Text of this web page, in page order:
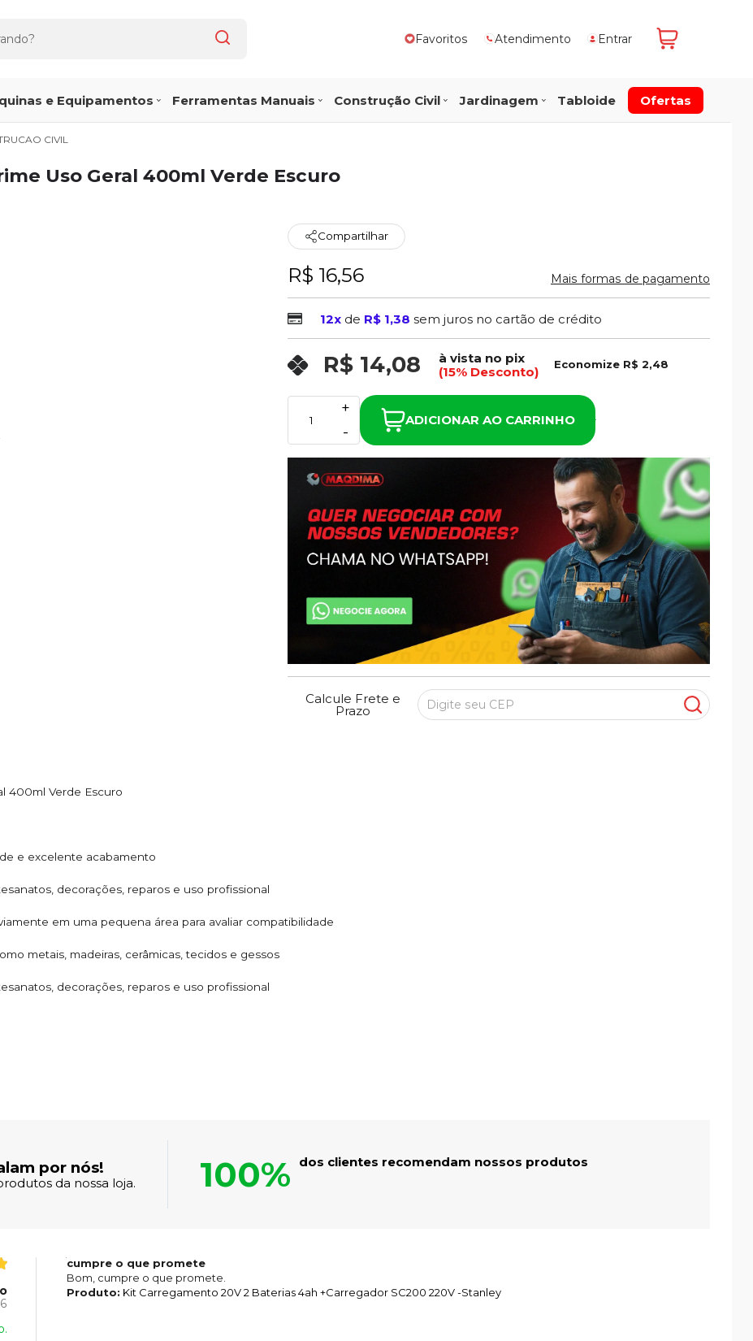
Favoritos Atendimento Entrar
e Equipamentos Ferramentas Manuais Construção Civil Jardinagem Tabloide Ofertas
CIVIL
Uso Geral 400ml Verde Escuro
Compartilhar
R$ 16,56 Mais formas de pagamento
12x de R$ 1,38 sem juros no cartão de crédito
R$ 14,08
à vista no pix
(15% Desconto)
Economize R$ 2,48
-
+
ADICIONAR AO CARRINHO
Calcule Frete e
Prazo
400ml Verde Escuro
e excelente acabamento
decorações, reparos e uso profissional
em uma pequena área para avaliar compatibilidade
metais, madeiras, cerâmicas, tecidos e gessos
decorações, reparos e uso profissional
por nós!
da nossa loja. 100% dos clientes recomendam nossos produtos
cumpre o que promete
Bom, cumpre o que promete.
Produto: Kit Carregamento 20V 2 Baterias 4ah +Carregador SC200 220V -Stanley